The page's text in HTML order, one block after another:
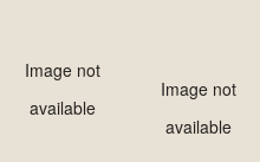
Image not
available
Image not
available